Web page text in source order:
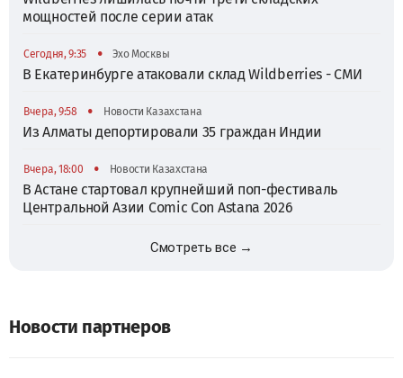
мощностей после серии атак
Сегодня, 9:35 • Эхо Москвы
В Екатеринбурге атаковали склад Wildberries - СМИ
Вчера, 9:58 • Новости Казахстана
Из Алматы депортировали 35 граждан Индии
Вчера, 18:00 • Новости Казахстана
В Астане стартовал крупнейший поп-фестиваль
Центральной Азии Comic Con Astana 2026
Смотреть все →
Новости партнеров